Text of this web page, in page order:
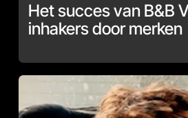
Het succes van B&B
inhakers door merken